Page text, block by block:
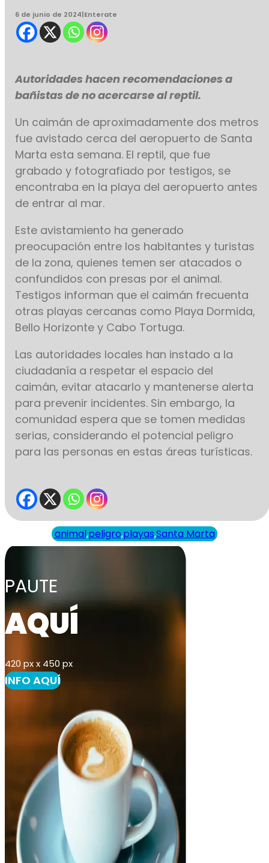
6 de junio de 2024|Enterate
Autoridades hacen recomendaciones a
bañistas de no acercarse al reptil.
Un caimán de aproximadamente dos metros
fue avistado cerca del aeropuerto de Santa
Marta esta semana. El reptil, que fue
grabado y fotografiado por testigos, se
encontraba en la playa del aeropuerto antes
de entrar al mar.
Este avistamiento ha generado
preocupación entre los habitantes y turistas
de la zona, quienes temen ser atacados o
confundidos con presas por el animal.
Testigos informan que el caimán frecuenta
otras playas cercanas como Playa Dormida,
Bello Horizonte y Cabo Tortuga.
Las autoridades locales han instado a la
ciudadanía a respetar el espacio del
caimán, evitar atacarlo y mantenerse alerta
para prevenir incidentes. Sin embargo, la
comunidad espera que se tomen medidas
serias, considerando el potencial peligro
para las personas en estas áreas turísticas.
animal,peligro,playas,Santa Marta
PAUTE
AQUÍ
420 px x 450 px
INFO AQUÍ